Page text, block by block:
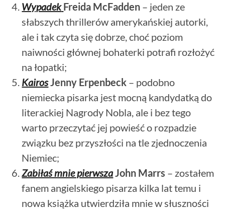
WypadekFreida McFadden – jeden ze
słabszych thrillerów amerykańskiej autorki,
ale i tak czyta się dobrze, choć poziom
naiwności głównej bohaterki potrafi rozłożyć
na łopatki;
KairosJenny Erpenbeck – podobno
niemiecka pisarka jest mocną kandydatką do
literackiej Nagrody Nobla, ale i bez tego
warto przeczytać jej powieść o rozpadzie
związku bez przyszłości na tle zjednoczenia
Niemiec;
Zabiłaś mnie pierwszaJohn Marrs – zostałem
fanem angielskiego pisarza kilka lat temu i
nowa książka utwierdziła mnie w słuszności